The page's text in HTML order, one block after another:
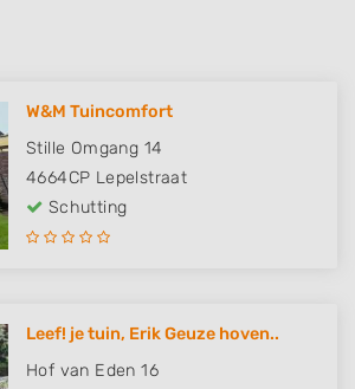
W&M Tuincomfort
Stille Omgang 14
4664CP Lepelstraat
Schutting
Leef! je tuin, Erik Geuze hoven..
Hof van Eden 16